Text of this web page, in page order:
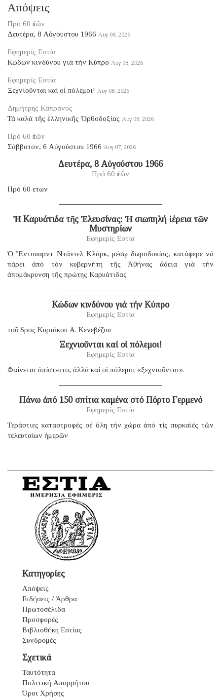
Απόψεις
Πρό 60 ἐτῶν
Δευτέρα, 8 Αὐγούστου 1966 Αυγ 08, 2026
Εφημερίς Εστία
Κώδων κινδύνου γιά τήν Κύπρο Αυγ 08, 2026
Εφημερίς Εστία
Ξεχνιοῦνται καί οἱ πόλεμοι! Αυγ 08, 2026
Δημήτρης Καπράνος
Τά καλά τῆς ἑλληνικῆς Ὀρθοδοξίας Αυγ 08, 2026
Πρό 60 ἐτῶν
Σάββατον, 6 Αὐγούστου 1966 Αυγ 07, 2026
Δευτέρα, 8 Αὐγούστου 1966
Πρό 60 ἐτῶν
Πρό 60 ετων
Ἡ Καρυάτιδα τῆς Ἐλευσίνας: Ἡ σιωπηλή ἱέρεια τῶν
Μυστηρίων
Εφημερίς Εστία
Ὁ Ἔντουαρντ Ντάνιελ Κλάρκ, μέσῳ δωροδοκίας, κατάφερε νά
πάρει ἀπό τόν κυβερνήτη τῆς Ἀθήνας ἄδεια γιά τήν
ἀπομάκρυνση τῆς πρώτης Καρυάτιδας
Κώδων κινδύνου γιά τήν Κύπρο
Εφημερίς Εστία
τοῦ δρος Κυριάκου Α. Κενεβέζου
Ξεχνιοῦνται καί οἱ πόλεμοι!
Εφημερίς Εστία
Φαίνεται ἀπίστευτο, ἀλλά καί οἱ πόλεμοι «ξεχνιοῦνται».
Πάνω ἀπό 150 σπίτια καμένα στό Πόρτο Γερμενό
Εφημερίς Εστία
Τεράστιες καταστροφές σέ ὅλη τήν χώρα ἀπό τίς πυρκαϊές τῶν
τελευταίων ἡμερῶν
Κατηγορίες
Απόψεις
Ειδήσεις / Άρθρα
Πρωτοσέλιδα
Προσφορές
Βιβλιοθήκη Εστίας
Συνδρομές
Σχετικά
Ταυτότητα
Πολιτική Απορρήτου
Όροι Χρήσης